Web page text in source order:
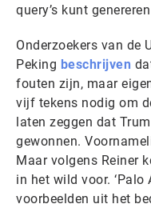
query’s kunt
Onderzoekers van de
Peking beschrijven
fouten zijn, maar
vijf tekens nodig om
laten zeggen dat
gewonnen.
Maar volgens Reiner
in het wild voor.
voorbeelden uit het